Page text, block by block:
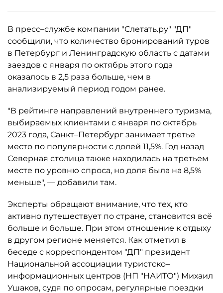
В пресс–службе компании "Слетать.ру" "ДП"
сообщили, что количество бронирований туров
в Петербург и Ленинградскую область с датами
заездов с января по октябрь этого года
оказалось в 2,5 раза больше, чем в
анализируемый период годом ранее.
"В рейтинге направлений внутреннего туризма,
выбираемых клиентами с января по октябрь
2023 года, Санкт–Петербург занимает третье
место по популярности с долей 11,5%. Год назад
Северная столица также находилась на третьем
месте по уровню спроса, но доля была на 8,5%
меньше", — добавили там.
Эксперты обращают внимание, что тех, кто
активно путешествует по стране, становится всё
больше и больше. При этом отношение к отдыху
в другом регионе меняется. Как отметил в
беседе с корреспондентом "ДП" президент
Национальной ассоциации туристско–
информационных центров (НП "НАИТО") Михаил
Ушаков, судя по опросам, регулярные поездки